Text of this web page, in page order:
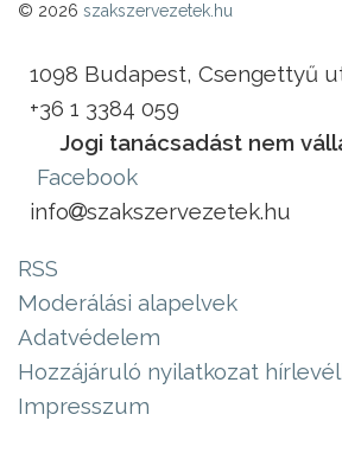
© 2026 szakszervezetek.hu
1098 Budapest, Csengettyű
+36 1 3384 059
Jogi tanácsadást nem
Facebook
info
szakszervezetek.hu
RSS
Moderálási alapelvek
Adatvédelem
Hozzájáruló nyilatkozat
Impresszum